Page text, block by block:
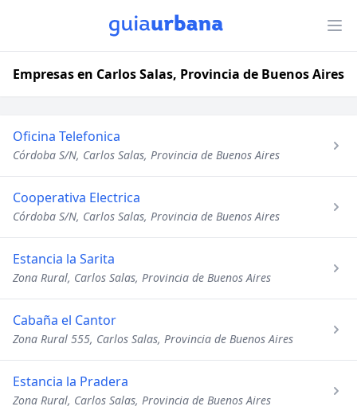
Empresas en Carlos Salas, Provincia de Buenos Aires
Oficina Telefonica
Córdoba S/N, Carlos Salas, Provincia de Buenos Aires
Cooperativa Electrica
Córdoba S/N, Carlos Salas, Provincia de Buenos Aires
Estancia la Sarita
Zona Rural, Carlos Salas, Provincia de Buenos Aires
Cabaña el Cantor
Zona Rural 555, Carlos Salas, Provincia de Buenos Aires
Estancia la Pradera
Zona Rural, Carlos Salas, Provincia de Buenos Aires